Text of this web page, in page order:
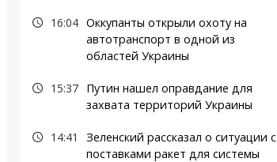
16:04 Оккупанты открыли охоту на
автотранспорт в одной из
областей Украины
15:37
Путин нашел оправдание для
захвата территорий Украины
14:41
Зеленский рассказал о ситуации с
поставками ракет для системы